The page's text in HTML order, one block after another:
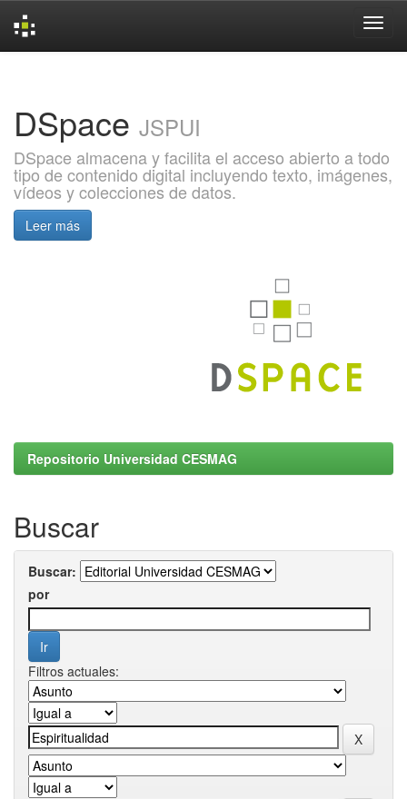
DSpace JSPUI
DSpace almacena y facilita el acceso abierto a todo
tipo de contenido digital incluyendo texto, imágenes,
vídeos y colecciones de datos.
Leer más
Repositorio Universidad CESMAG
Buscar
Buscar:
por
Filtros actuales: